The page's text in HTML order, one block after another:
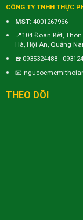
CÔNG TY TNHH THỰC
MST: 4001267966
📍104 Đoàn Kết,
Hà, Hội An, Quảng
☎️0935324488 -
📧
THEO DÕI